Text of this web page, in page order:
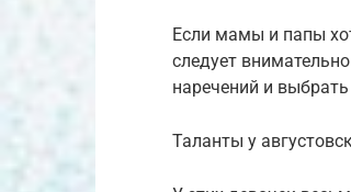
Если мамы и папы
следует
наречений и
Таланты у